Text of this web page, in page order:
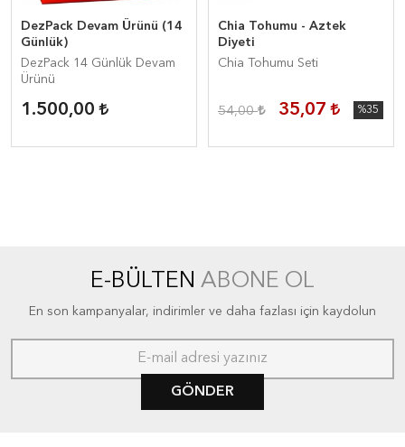
DezPack Devam Ürünü (14
Günlük)
DezPack 14 Günlük Devam
Ürünü
1.500,00
Chia Tohumu - Aztek
Diyeti
Chia Tohumu Seti
54,00 35,07 %35
E-BÜLTEN ABONE OL
En son kampanyalar, indirimler ve daha fazlası için kaydolun
GÖNDER